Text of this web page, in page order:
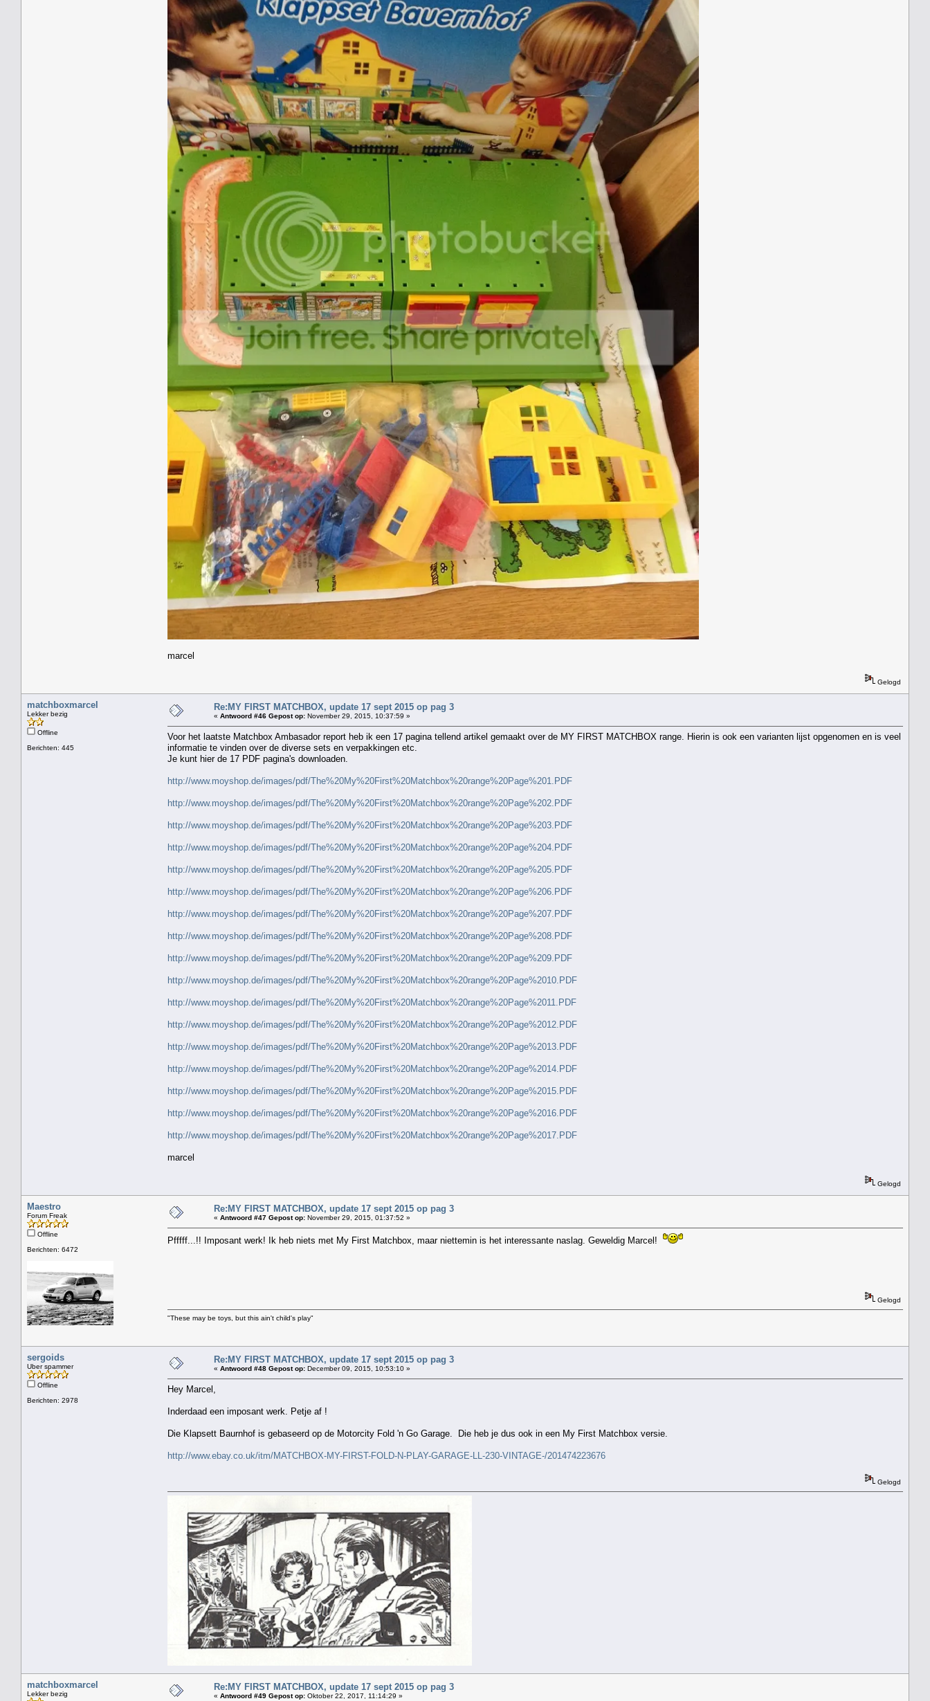
marcel
Gelogd
matchboxmarcel
Lekker bezig
Offline
Berichten: 445
Re:MY FIRST MATCHBOX, update 17 sept 2015 op pag 3
« Antwoord #46 Gepost op: November 29, 2015, 10:37:59 »
Voor het laatste Matchbox Ambasador report heb ik een 17 pagina tellend artikel gemaakt over de MY FIRST MATCHBOX range. Hierin is ook een varianten lijst opgenomen en is veel
informatie te vinden over de diverse sets en verpakkingen etc.
Je kunt hier de 17 PDF pagina's downloaden.
http://www.moyshop.de/images/pdf/The%20My%20First%20Matchbox%20range%20Page%201.PDF
http://www.moyshop.de/images/pdf/The%20My%20First%20Matchbox%20range%20Page%202.PDF
http://www.moyshop.de/images/pdf/The%20My%20First%20Matchbox%20range%20Page%203.PDF
http://www.moyshop.de/images/pdf/The%20My%20First%20Matchbox%20range%20Page%204.PDF
http://www.moyshop.de/images/pdf/The%20My%20First%20Matchbox%20range%20Page%205.PDF
http://www.moyshop.de/images/pdf/The%20My%20First%20Matchbox%20range%20Page%206.PDF
http://www.moyshop.de/images/pdf/The%20My%20First%20Matchbox%20range%20Page%207.PDF
http://www.moyshop.de/images/pdf/The%20My%20First%20Matchbox%20range%20Page%208.PDF
http://www.moyshop.de/images/pdf/The%20My%20First%20Matchbox%20range%20Page%209.PDF
http://www.moyshop.de/images/pdf/The%20My%20First%20Matchbox%20range%20Page%2010.PDF
http://www.moyshop.de/images/pdf/The%20My%20First%20Matchbox%20range%20Page%2011.PDF
http://www.moyshop.de/images/pdf/The%20My%20First%20Matchbox%20range%20Page%2012.PDF
http://www.moyshop.de/images/pdf/The%20My%20First%20Matchbox%20range%20Page%2013.PDF
http://www.moyshop.de/images/pdf/The%20My%20First%20Matchbox%20range%20Page%2014.PDF
http://www.moyshop.de/images/pdf/The%20My%20First%20Matchbox%20range%20Page%2015.PDF
http://www.moyshop.de/images/pdf/The%20My%20First%20Matchbox%20range%20Page%2016.PDF
http://www.moyshop.de/images/pdf/The%20My%20First%20Matchbox%20range%20Page%2017.PDF
marcel
Gelogd
Maestro
Forum Freak
Offline
Berichten: 6472
Re:MY FIRST MATCHBOX, update 17 sept 2015 op pag 3
« Antwoord #47 Gepost op: November 29, 2015, 01:37:52 »
Pfffff...!! Imposant werk! Ik heb niets met My First Matchbox, maar niettemin is het interessante naslag. Geweldig Marcel!
Gelogd
"These may be toys, but this ain't child's play"
sergoids
Uber spammer
Offline
Berichten: 2978
Re:MY FIRST MATCHBOX, update 17 sept 2015 op pag 3
« Antwoord #48 Gepost op: December 09, 2015, 10:53:10 »
Hey Marcel,
Inderdaad een imposant werk. Petje af !
Die Klapsett Baurnhof is gebaseerd op de Motorcity Fold 'n Go Garage. Die heb je dus ook in een My First Matchbox versie.
http://www.ebay.co.uk/itm/MATCHBOX-MY-FIRST-FOLD-N-PLAY-GARAGE-LL-230-VINTAGE-/201474223676
Gelogd
matchboxmarcel
Lekker bezig
Re:MY FIRST MATCHBOX, update 17 sept 2015 op pag 3
« Antwoord #49 Gepost op: Oktober 22, 2017, 11:14:29 »